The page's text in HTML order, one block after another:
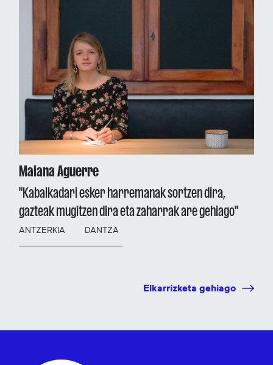
Maiana Aguerre
"Kabalkadari esker harremanak sortzen dira,
gazteak mugitzen dira eta zaharrak are gehiago"
ANTZERKIA DANTZA
Elkarrizketa gehiago